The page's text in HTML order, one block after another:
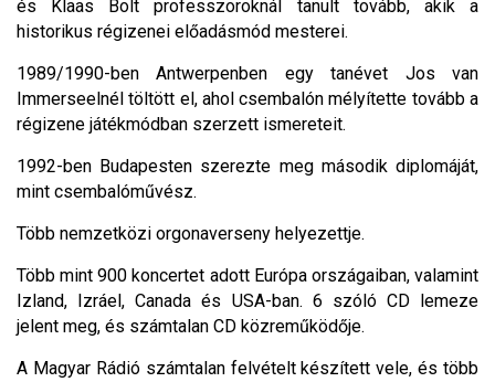
és Klaas Bolt professzoroknál tanult tovább, akik a
historikus régizenei előadásmód mesterei.
1989/1990-ben Antwerpenben egy tanévet Jos van
Immerseelnél töltött el, ahol csembalón mélyítette tovább a
régizene játékmódban szerzett ismereteit.
1992-ben Budapesten szerezte meg második diplomáját,
mint csembalóművész.
Több nemzetközi orgonaverseny helyezettje.
Több mint 900 koncertet adott Európa országaiban, valamint
Izland, Izráel, Canada és USA-ban. 6 szóló CD lemeze
jelent meg, és számtalan CD közreműködője.
A Magyar Rádió számtalan felvételt készített vele, és több